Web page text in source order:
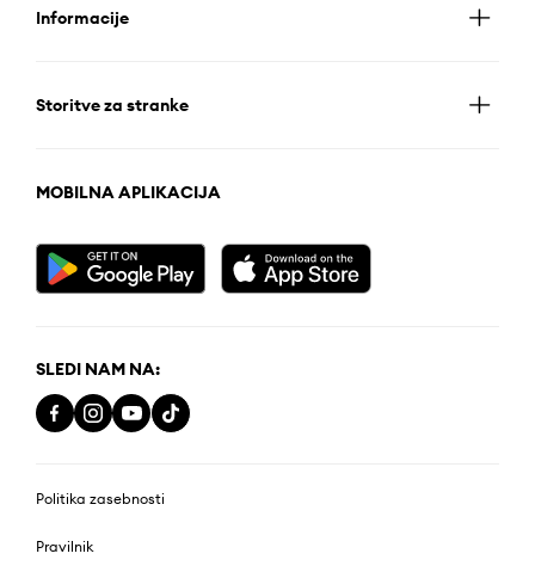
Informacije
Storitve za stranke
MOBILNA APLIKACIJA
SLEDI NAM NA:
Politika zasebnosti
Pravilnik